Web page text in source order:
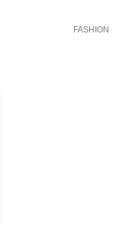
FASHION